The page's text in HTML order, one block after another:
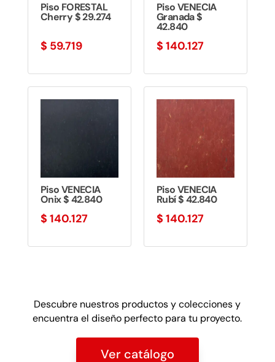
Piso FORESTAL
Cherry $ 29.274
$ 59.719
Piso VENECIA
Granada $
42.840
$ 140.127
Piso VENECIA
Onix $ 42.840
$ 140.127
Piso VENECIA
Rubí $ 42.840
$ 140.127
Descubre nuestros productos y colecciones y
encuentra el diseño perfecto para tu proyecto.
Ver catálogo